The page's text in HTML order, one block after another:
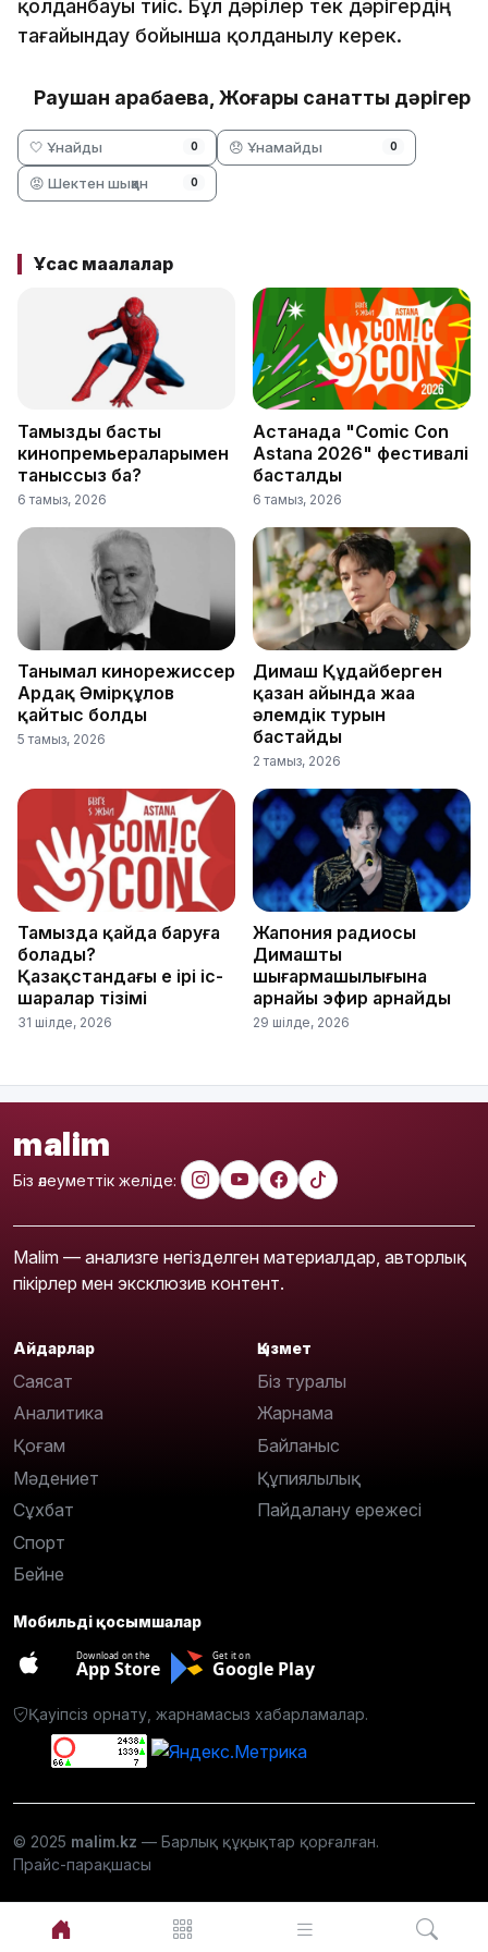
қолданбауы тиіс. Бұл дәрілер тек дәрігердің
тағайындау бойынша қолданылу керек.
Раушан Қарабаева, Жоғары санатты дәрігер
🤍 Ұнайды 0 😞 Ұнамайды 0
😡 Шектен шыққан 0
Ұқсас мақалалар
Тамыздың басты
кинопремьераларымен
таныссыз ба?
6 тамыз, 2026
Астанада "Comic Con
Astana 2026" фестивалі
басталды
6 тамыз, 2026
Танымал кинорежиссер
Ардақ Әмірқұлов
қайтыс болды
5 тамыз, 2026
Димаш Құдайберген
қазан айында жаңа
әлемдік турын
бастайды
2 тамыз, 2026
Тамызда қайда баруға
болады?
Қазақстандағы ең ірі іс-
шаралар тізімі
31 шілде, 2026
Жапония радиосы
Димаштың
шығармашылығына
арнайы эфир арнайды
29 шілде, 2026
malim
Біз әлеуметтік желіде:
Malim — анализге негізделген материалдар, авторлық
пікірлер мен эксклюзив контент.
Айдарлар
Саясат
Аналитика
Қоғам
Мәдениет
Сұхбат
Спорт
Бейне
Қызмет
Біз туралы
Жарнама
Байланыс
Құпиялылық
Пайдалану ережесі
Мобильді қосымшалар
Download on the
App Store
Get it on
Google Play
Қауіпсіз орнату, жарнамасыз хабарламалар.
© 2025 malim.kz — Барлық құқықтар қорғалған.
Прайс-парақшасы